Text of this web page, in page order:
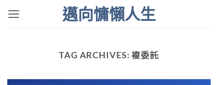
邁向慵懶人生
TAG ARCHIVES:複委託